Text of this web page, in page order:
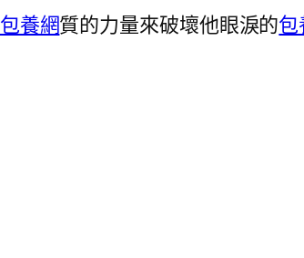
包養網質的力量來破壞他眼淚的